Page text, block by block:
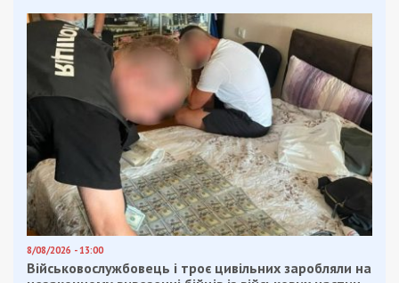
8/08/2026 - 13:00
Військовослужбовець і троє цивільних заробляли на